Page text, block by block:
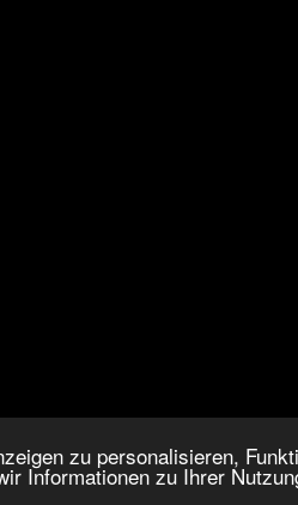
zu personalisieren,
Informationen zu Ihrer